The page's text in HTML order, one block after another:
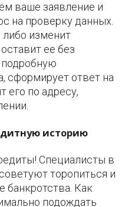
ваше заявление и
на проверку данных.
изменит
ее без
сформирует ответ на
его по адресу,
историю
Специалисты в
торопиться и
банкротства. Как
подождать